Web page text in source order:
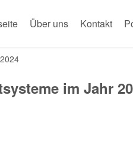
Über uns Kontakt
im Jahr